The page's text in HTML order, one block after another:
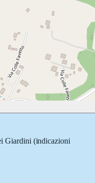
Giardini (indicazioni